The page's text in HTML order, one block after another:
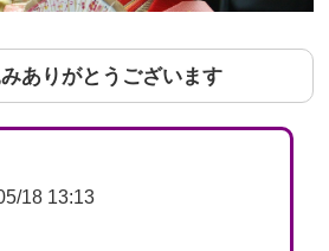
みありがとうございます
18 13:13